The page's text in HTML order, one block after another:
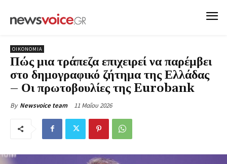
ΟΙΚΟΝΟΜΙΑ
Πώς μια τράπεζα επιχειρεί να παρέμβει
στο δημογραφικό ζήτημα της Ελλάδας
– Οι πρωτοβουλίες της Eurobank
By Newsvoice team 11 Μαΐου 2026